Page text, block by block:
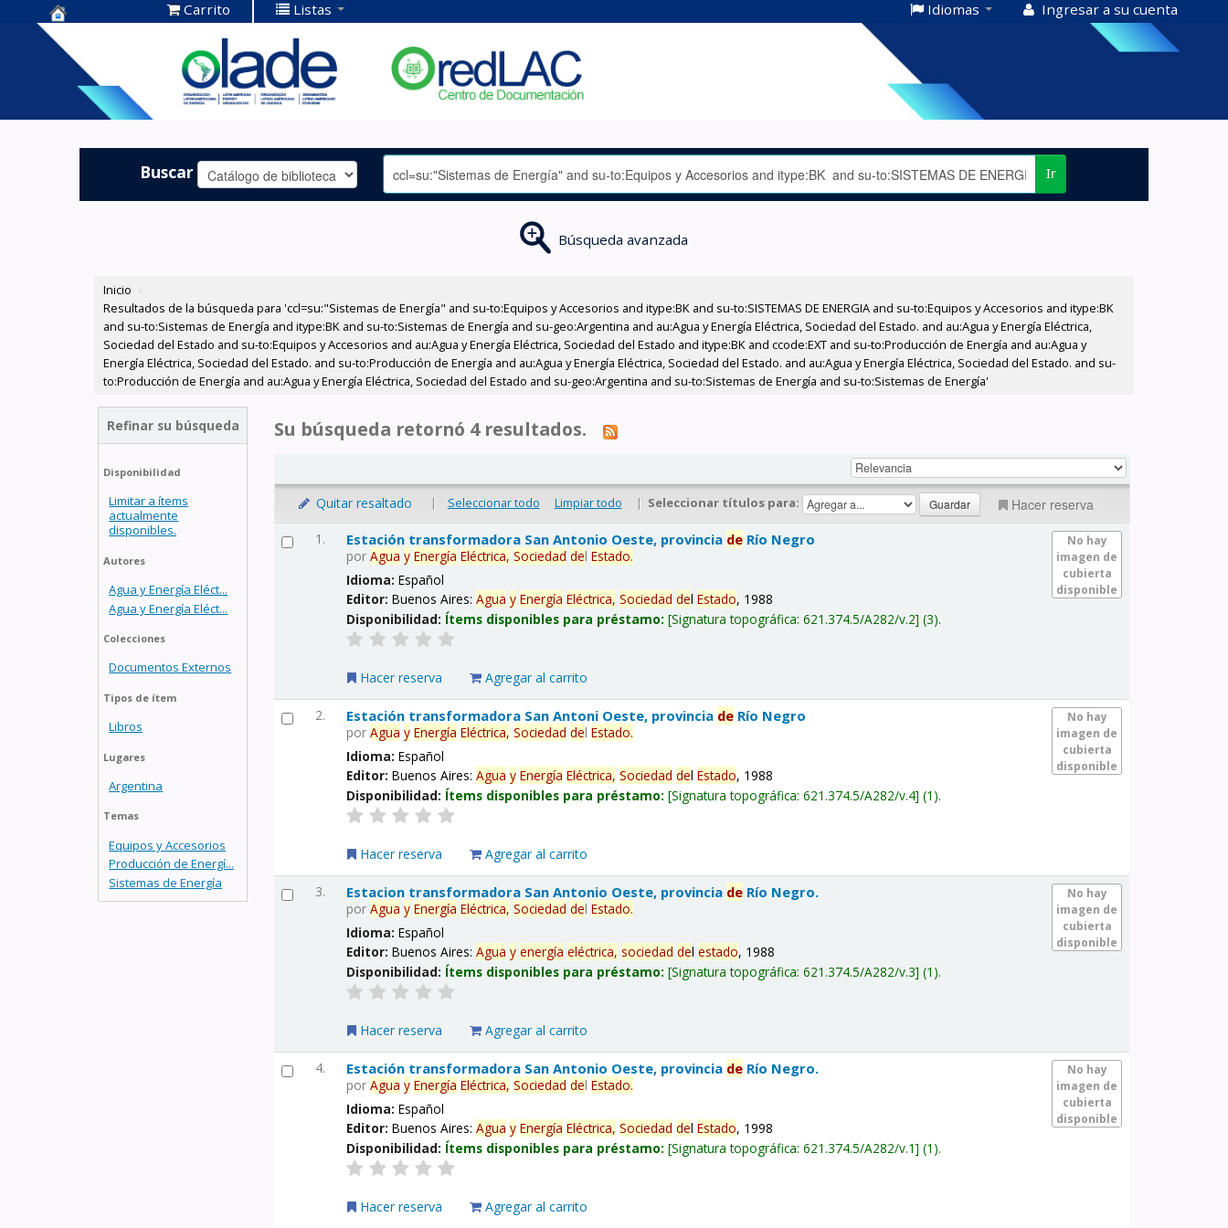
Centro de
Documentación
OLADE -
Carrito Listas Idiomas Ingresar a su cuenta
Buscar Ir
Búsqueda avanzada
Inicio ›
Resultados de la búsqueda para 'ccl=su:"Sistemas de Energía" and su-to:Equipos y Accesorios and itype:BK and su-to:SISTEMAS DE ENERGIA and su-to:Equipos y Accesorios and itype:BK
and su-to:Sistemas de Energía and itype:BK and su-to:Sistemas de Energía and su-geo:Argentina and au:Agua y Energía Eléctrica, Sociedad del Estado. and au:Agua y Energía Eléctrica,
Sociedad del Estado and su-to:Equipos y Accesorios and au:Agua y Energía Eléctrica, Sociedad del Estado and itype:BK and ccode:EXT and su-to:Producción de Energía and au:Agua y
Energía Eléctrica, Sociedad del Estado. and su-to:Producción de Energía and au:Agua y Energía Eléctrica, Sociedad del Estado. and au:Agua y Energía Eléctrica, Sociedad del Estado. and su-
to:Producción de Energía and au:Agua y Energía Eléctrica, Sociedad del Estado and su-geo:Argentina and su-to:Sistemas de Energía and su-to:Sistemas de Energía'
Refinar su búsqueda
Disponibilidad
Limitar a ítems
actualmente
disponibles.
Autores
Agua y Energía Eléct...
Agua y Energía Eléct...
Colecciones
Documentos Externos
Tipos de ítem
Libros
Lugares
Argentina
Temas
Equipos y Accesorios
Producción de Energí...
Sistemas de Energía
Su búsqueda retornó 4 resultados.
Quitar resaltado | Seleccionar todo Limpiar todo | Seleccionar títulos para: Hacer reserva
1.
No hay
imagen de
cubierta
disponible
Estación transformadora San Antonio Oeste, provincia de Río Negro
porAgua y Energía Eléctrica, Sociedad delEstado.
Idioma:Español
Editor:Buenos Aires:Agua y Energía Eléctrica, Sociedad delEstado, 1988
Disponibilidad: Ítems disponibles para préstamo: Signatura topográfica:621.374.5/A282/v.2 (3).
Hacer reserva Agregar al carrito
2.
No hay
imagen de
cubierta
disponible
Estación transformadora San Antoni Oeste, provincia de Río Negro
porAgua y Energía Eléctrica, Sociedad delEstado.
Idioma:Español
Editor:Buenos Aires:Agua y Energía Eléctrica, Sociedad delEstado, 1988
Disponibilidad: Ítems disponibles para préstamo: Signatura topográfica:621.374.5/A282/v.4 (1).
Hacer reserva Agregar al carrito
3.
No hay
imagen de
cubierta
disponible
Estacion transformadora San Antonio Oeste, provincia de Río Negro.
porAgua y Energía Eléctrica, Sociedad delEstado.
Idioma:Español
Editor:Buenos Aires:Agua y energía eléctrica, sociedad delestado, 1988
Disponibilidad: Ítems disponibles para préstamo: Signatura topográfica:621.374.5/A282/v.3 (1).
Hacer reserva Agregar al carrito
4.
No hay
imagen de
cubierta
disponible
Estación transformadora San Antonio Oeste, provincia de Río Negro.
porAgua y Energía Eléctrica, Sociedad delEstado.
Idioma:Español
Editor:Buenos Aires:Agua y Energía Eléctrica, Sociedad delEstado, 1998
Disponibilidad: Ítems disponibles para préstamo: Signatura topográfica:621.374.5/A282/v.1 (1).
Hacer reserva Agregar al carrito